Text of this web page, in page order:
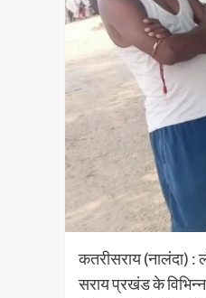
कतरीसराय (नालंदा) :
सराय प्रखंड के